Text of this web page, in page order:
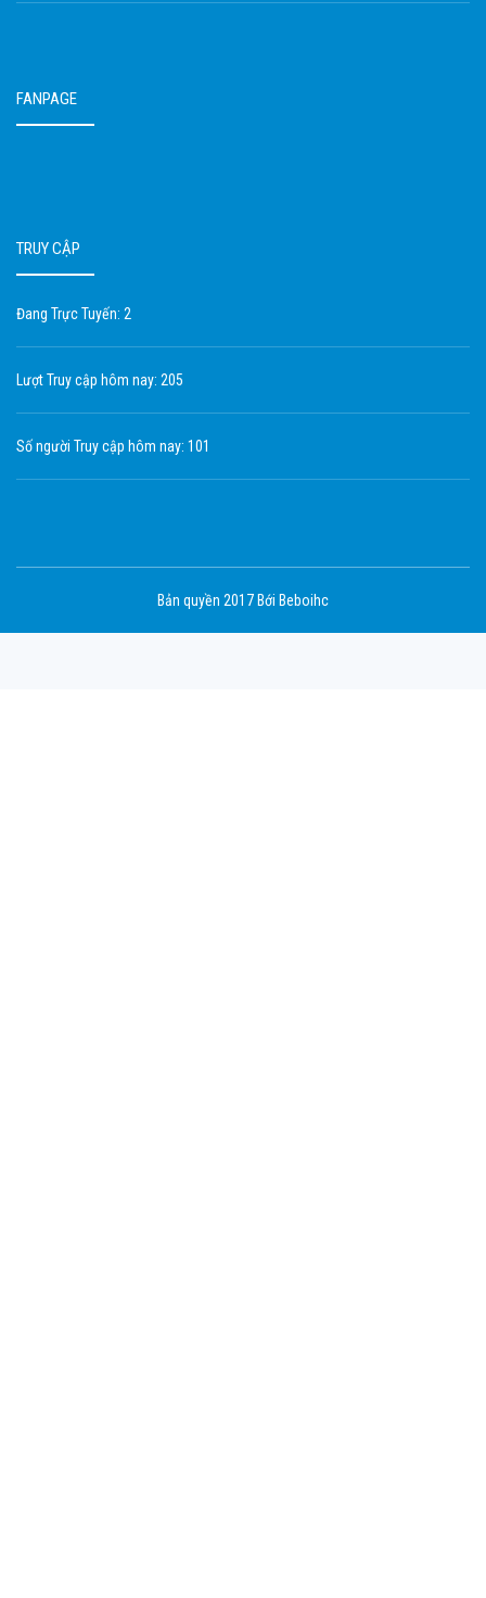
FANPAGE
TRUY CẬP
Đang Trực Tuyến: 2
Lượt Truy cập hôm nay: 205
Số người Truy cập hôm nay: 101
Bản quyền 2017 Bới Beboihc